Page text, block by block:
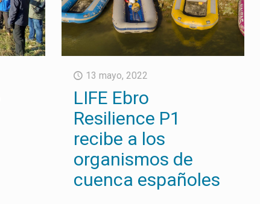
13 mayo, 2022
LIFE Ebro
Resilience P1
recibe a los
organismos de
cuenca españoles